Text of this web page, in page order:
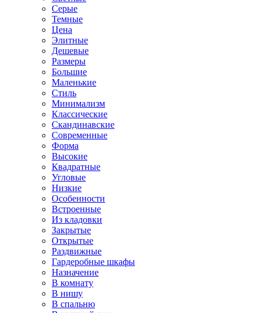
Серые
Темные
Цена
Элитные
Дешевые
Размеры
Большие
Маленькие
Стиль
Минимализм
Классические
Скандинавские
Современные
Форма
Высокие
Квадратные
Угловые
Низкие
Особенности
Встроенные
Из кладовки
Закрытые
Открытые
Раздвижные
Гардеробные шкафы
Назначение
В комнату
В нишу
В спальню